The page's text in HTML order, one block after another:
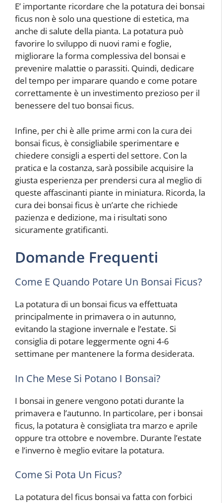
E’ importante ricordare che la potatura dei bonsai
ficus non è solo una questione di estetica, ma
anche di salute della pianta. La potatura può
favorire lo sviluppo di nuovi rami e foglie,
migliorare la forma complessiva del bonsai e
prevenire malattie o parassiti. Quindi, dedicare
del tempo per imparare quando e come potare
correttamente è un investimento prezioso per il
benessere del tuo bonsai ficus.
Infine, per chi è alle prime armi con la cura dei
bonsai ficus, è consigliabile sperimentare e
chiedere consigli a esperti del settore. Con la
pratica e la costanza, sarà possibile acquisire la
giusta esperienza per prendersi cura al meglio di
queste affascinanti piante in miniatura. Ricorda, la
cura dei bonsai ficus è un’arte che richiede
pazienza e dedizione, ma i risultati sono
sicuramente gratificanti.
Domande Frequenti
Come E Quando Potare Un Bonsai Ficus?
La potatura di un bonsai ficus va effettuata
principalmente in primavera o in autunno,
evitando la stagione invernale e l’estate. Si
consiglia di potare leggermente ogni 4-6
settimane per mantenere la forma desiderata.
In Che Mese Si Potano I Bonsai?
I bonsai in genere vengono potati durante la
primavera e l’autunno. In particolare, per i bonsai
ficus, la potatura è consigliata tra marzo e aprile
oppure tra ottobre e novembre. Durante l’estate
e l’inverno è meglio evitare la potatura.
Come Si Pota Un Ficus?
La potatura del ficus bonsai va fatta con forbici